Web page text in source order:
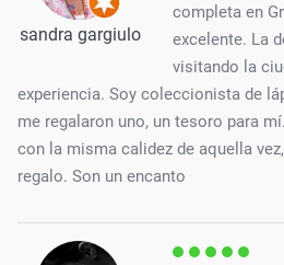
sandra gargiulo
completa en
excelente. La
visitando la
experiencia. Soy coleccionista de
me regalaron uno, un tesoro para
con la misma calidez de aquella
regalo. Son un encanto